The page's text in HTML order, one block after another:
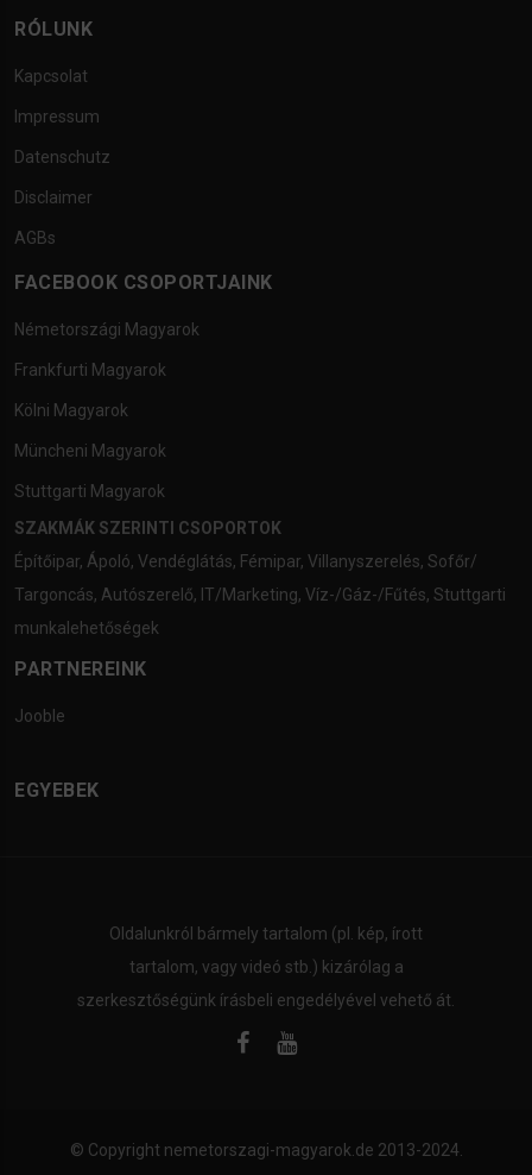
RÓLUNK
Kapcsolat
Impressum
Datenschutz
Disclaimer
AGBs
FACEBOOK CSOPORTJAINK
Németországi Magyarok
Frankfurti Magyarok
Kölni Magyarok
Müncheni Magyarok
Stuttgarti Magyarok
SZAKMÁK SZERINTI CSOPORTOK
Építőipar, Ápoló, Vendéglátás, Fémipar, Villanyszerelés, Sofőr/
Targoncás, Autószerelő, IT/Marketing, Víz-/Gáz-/Fűtés, Stuttgarti
munkalehetőségek
PARTNEREINK
Jooble
EGYEBEK
Oldalunkról bármely tartalom (pl. kép, írott
tartalom, vagy videó stb.) kizárólag a
szerkesztőségünk írásbeli engedélyével vehető át.
© Copyright nemetorszagi-magyarok.de 2013-2024.